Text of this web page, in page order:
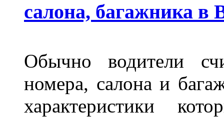
салона, багажника в
Обычно водители
номера, салона и
характеристики